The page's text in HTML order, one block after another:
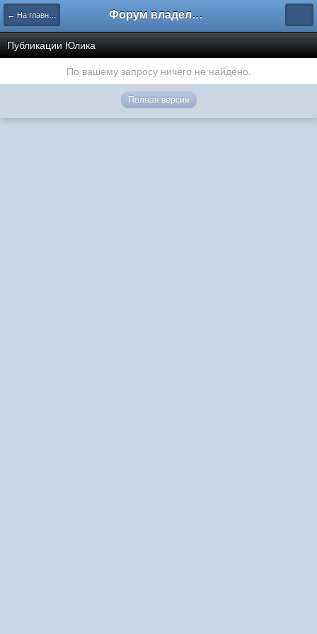
← На главную Форум владельцев интернет-магазинов
Публикации Юлика
По вашему запросу ничего не найдено.
Полная версия